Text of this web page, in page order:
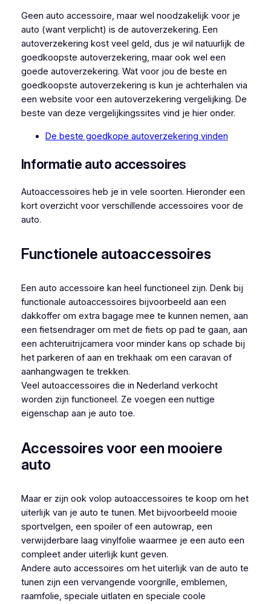
Geen auto accessoire, maar wel noodzakelijk voor je
auto (want verplicht) is de autoverzekering. Een
autoverzekering kost veel geld, dus je wil natuurlijk de
goedkoopste autoverzekering, maar ook wel een
goede autoverzekering. Wat voor jou de beste en
goedkoopste autoverzekering is kun je achterhalen via
een website voor een autoverzekering vergelijking. De
beste van deze vergelijkingssites vind je hier onder.
De beste goedkope autoverzekering vinden
Informatie auto accessoires
Autoaccessoires heb je in vele soorten. Hieronder een
kort overzicht voor verschillende accessoires voor de
auto.
Functionele autoaccessoires
Een auto accessoire kan heel functioneel zijn. Denk bij
functionale autoaccessoires bijvoorbeeld aan een
dakkoffer om extra bagage mee te kunnen nemen, aan
een fietsendrager om met de fiets op pad te gaan, aan
een achteruitrijcamera voor minder kans op schade bij
het parkeren of aan en trekhaak om een caravan of
aanhangwagen te trekken.
Veel autoaccessoires die in Nederland verkocht
worden zijn functioneel. Ze voegen een nuttige
eigenschap aan je auto toe.
Accessoires voor een mooiere
auto
Maar er zijn ook volop autoaccessoires te koop om het
uiterlijk van je auto te tunen. Met bijvoorbeeld mooie
sportvelgen, een spoiler of een autowrap, een
verwijderbare laag vinylfolie waarmee je een auto een
compleet ander uiterlijk kunt geven.
Andere auto accessoires om het uiterlijk van de auto te
tunen zijn een vervangende voorgrille, emblemen,
raamfolie, speciale uitlaten en speciale coole